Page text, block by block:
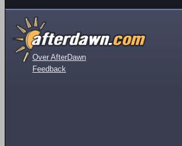
Over AfterDawn
Feedback